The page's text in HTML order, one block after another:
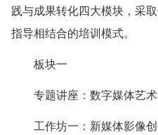
践与成果转化四大模块，采
指导相结合的培训模式。
板块一
专题讲座：数字媒体艺
工作坊一：新媒体影像